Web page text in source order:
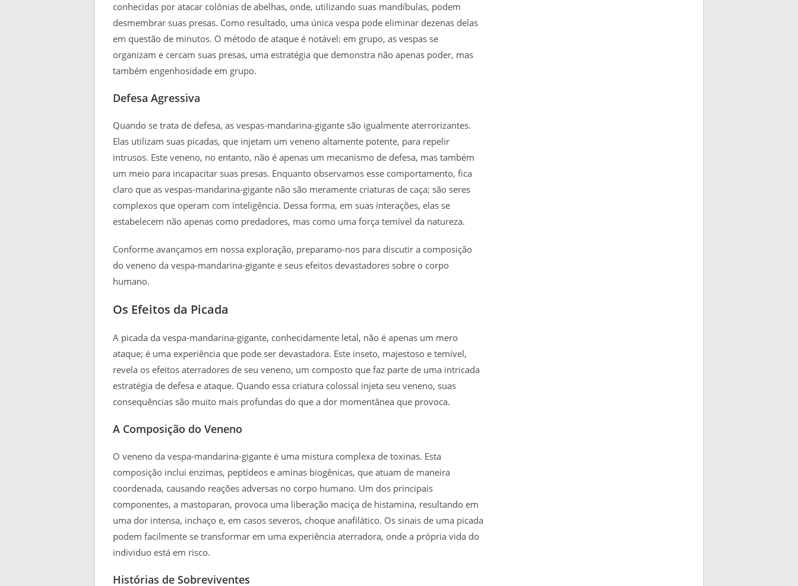
conhecidas por atacar colônias de abelhas, onde, utilizando suas mandíbulas, podem
desmembrar suas presas. Como resultado, uma única vespa pode eliminar dezenas delas
em questão de minutos. O método de ataque é notável: em grupo, as vespas se
organizam e cercam suas presas, uma estratégia que demonstra não apenas poder, mas
também engenhosidade em grupo.
Defesa Agressiva
Quando se trata de defesa, as vespas-mandarina-gigante são igualmente aterrorizantes.
Elas utilizam suas picadas, que injetam um veneno altamente potente, para repelir
intrusos. Este veneno, no entanto, não é apenas um mecanismo de defesa, mas também
um meio para incapacitar suas presas. Enquanto observamos esse comportamento, fica
claro que as vespas-mandarina-gigante não são meramente criaturas de caça; são seres
complexos que operam com inteligência. Dessa forma, em suas interações, elas se
estabelecem não apenas como predadores, mas como uma força temível da natureza.
Conforme avançamos em nossa exploração, preparamo-nos para discutir a composição
do veneno da vespa-mandarina-gigante e seus efeitos devastadores sobre o corpo
humano.
Os Efeitos da Picada
A picada da vespa-mandarina-gigante, conhecidamente letal, não é apenas um mero
ataque; é uma experiência que pode ser devastadora. Este inseto, majestoso e temível,
revela os efeitos aterradores de seu veneno, um composto que faz parte de uma intricada
estratégia de defesa e ataque. Quando essa criatura colossal injeta seu veneno, suas
consequências são muito mais profundas do que a dor momentânea que provoca.
A Composição do Veneno
O veneno da vespa-mandarina-gigante é uma mistura complexa de toxinas. Esta
composição inclui enzimas, peptídeos e aminas biogênicas, que atuam de maneira
coordenada, causando reações adversas no corpo humano. Um dos principais
componentes, a mastoparan, provoca uma liberação maciça de histamina, resultando em
uma dor intensa, inchaço e, em casos severos, choque anafilático. Os sinais de uma picada
podem facilmente se transformar em uma experiência aterradora, onde a própria vida do
individuo está em risco.
Histórias de Sobreviventes